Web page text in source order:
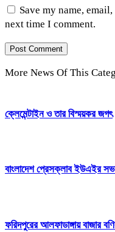
Save my name,
next time I comment.
More News Of This
ক্লেমেন্টাইন ও তার বিস্ময়কর জগৎ
বাংলাদেশ প্রেসক্লাব ইউএইর
ফরিদপুরের আলফাডাঙ্গায় বাজার